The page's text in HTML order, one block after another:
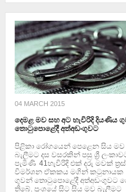
04 MARCH 2015
දෙමළ මව සහ අට හැවිරිදි දියණිය
තොටුපොළේදී අත්අඩංගුවට
පිළිකා රෝගයෙන් පෙළෙන සිය මව
බැලීමට දස වසරකින් පසු ශ්‍රී
පැමිණි 41හැවිරිදි එක් දරු මවක්
විමර්ශන ඒකකය මගින් කටුනායක
ගුවන් තොටුපොළේදී අත්අඩංගුවට
තිබේ. ප්‍රංශයේ සිට සිය මව බැලීමට